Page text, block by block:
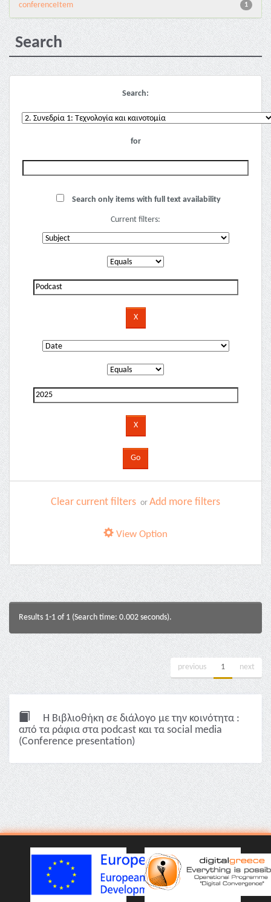
1
conferenceItem
Search
Search:
for
Search only items with full text availability
Current filters:
Clear current filters or Add more filters
View Option
Results 1-1 of 1 (Search time: 0.002 seconds).
previous 1 next
Η Βιβλιοθήκη σε διάλογο με την κοινότητα :
από τα ράφια στα podcast και τα social media
(Conference presentation)